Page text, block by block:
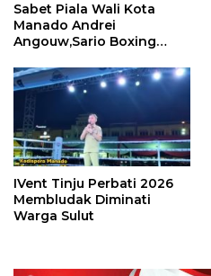
Sabet Piala Wali Kota
Manado Andrei
Angouw,Sario Boxing
Perbati 2026
IVent Tinju Perbati 2026
Membludak Diminati
Warga Sulut